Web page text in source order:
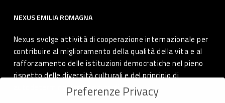
NEXUS EMILIA ROMAGNA
Nexus svolge attività di cooperazione internazionale per
contribuire al miglioramento della qualità della vita e al
rafforzamento delle istituzioni democratiche nel pieno
rispetto delle diversità culturali e del principio di
autodeterminazione dei popoli.
Preferenze Privacy